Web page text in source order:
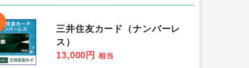
三井住友カード（ナンバーレ
ス）
13,000円 相当